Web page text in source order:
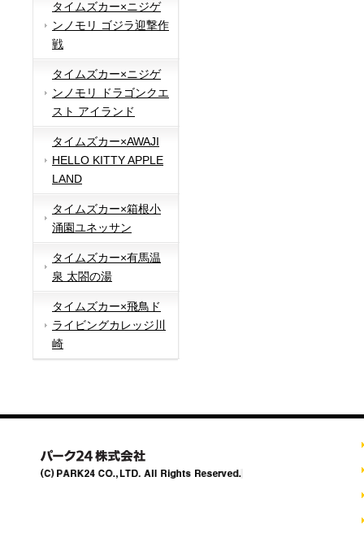
タイムズカー×ニジゲ
ンノモリ ゴジラ迎撃作
戦
タイムズカー×ニジゲ
ンノモリ ドラゴンクエ
スト アイランド
タイムズカー×AWAJI
HELLO KITTY APPLE
LAND
タイムズカー×箱根小
涌園ユネッサン
タイムズカー×有馬温
泉 太閤の湯
タイムズカー×飛鳥ド
ライビングカレッジ川
崎